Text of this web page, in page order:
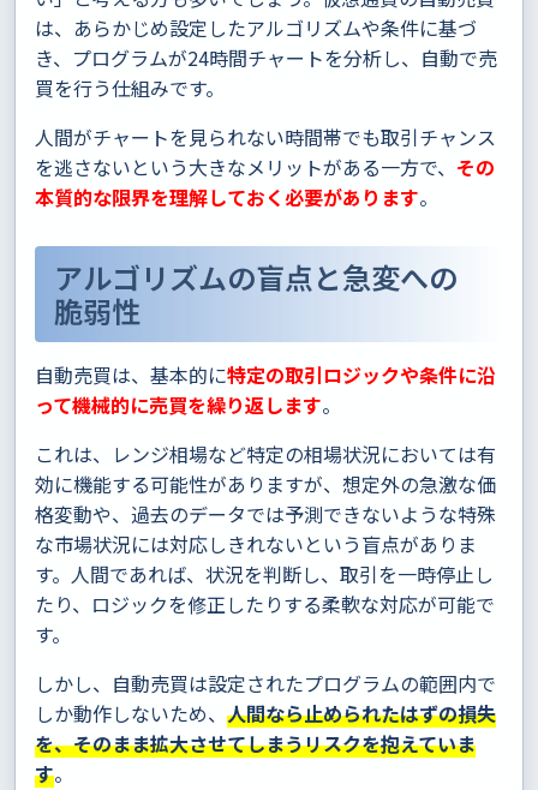
は、あらかじめ設定したアルゴリズムや条件に基づ
き、プログラムが24時間チャートを分析し、自動で売
買を行う仕組みです。
人間がチャートを見られない時間帯でも取引チャンス
を逃さないという大きなメリットがある一方で、 その
本質的な限界を理解しておく必要があります。
アルゴリズムの盲点と急変への
脆弱性
自動売買は、基本的に特定の取引ロジックや条件に沿
って機械的に売買を繰り返します。
これは、レンジ相場など特定の相場状況においては有
効に機能する可能性がありますが、想定外の急激な価
格変動や、過去のデータでは予測できないような特殊
な市場状況には対応しきれないという盲点がありま
す。人間であれば、状況を判断し、取引を一時停止し
たり、ロジックを修正したりする柔軟な対応が可能で
す。
しかし、自動売買は設定されたプログラムの範囲内で
しか動作しないため、 人間なら止められたはずの損失
を、そのまま拡大させてしまうリスクを抱えていま
す。